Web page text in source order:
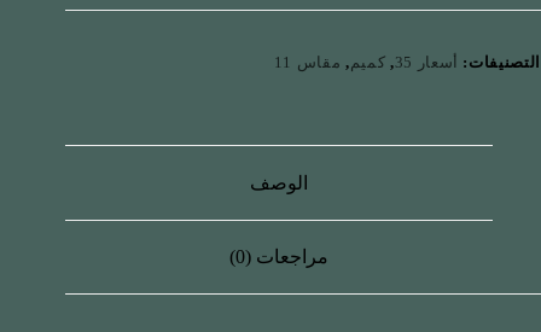
التصنيفات: أسعار 35 , كميم, مقاس 11
الوصف
مراجعات (0)